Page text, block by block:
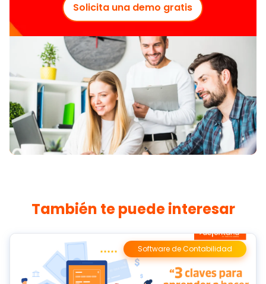
Solicita una demo gratis
También te puede interesar
Software de Contabilidad